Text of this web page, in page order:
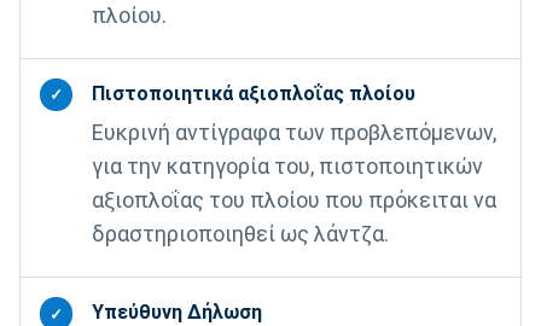
πλοίου.
✓ Πιστοποιητικά αξιοπλοΐας πλοίου
Ευκρινή αντίγραφα των προβλεπόμενων,
για την κατηγορία του, πιστοποιητικών
αξιοπλοΐας του πλοίου που πρόκειται να
δραστηριοποιηθεί ως λάντζα.
✓ Υπεύθυνη Δήλωση